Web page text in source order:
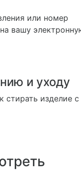
или номер
вашу
и уходу